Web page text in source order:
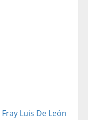
Fray Luis De León